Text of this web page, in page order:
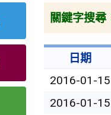
關鍵字搜尋
日期
2016-01-15
2016-01-15